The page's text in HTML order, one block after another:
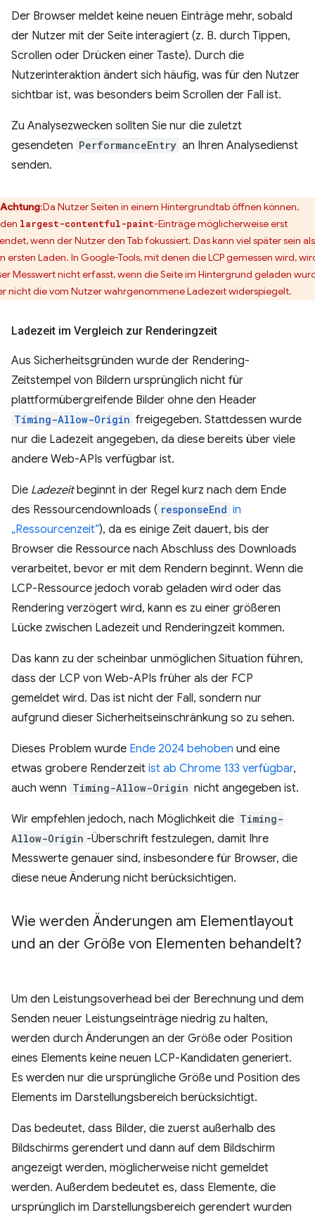
Der Browser meldet keine neuen Einträge mehr, sobald
der Nutzer mit der Seite interagiert (z. B. durch Tippen,
Scrollen oder Drücken einer Taste). Durch die
Nutzerinteraktion ändert sich häufig, was für den Nutzer
sichtbar ist, was besonders beim Scrollen der Fall ist.
Zu Analysezwecken sollten Sie nur die zuletzt
gesendeten PerformanceEntry an Ihren Analysedienst
senden.
Achtung:Da Nutzer Seiten in einem Hintergrundtab öffnen können,
largest-contentful-paint-Einträge möglicherweise erst
wenn der Nutzer den Tab fokussiert. Das kann viel später sein als
ersten Laden. In Google-Tools, mit denen die LCP gemessen wird,
Messwert nicht erfasst, wenn die Seite im Hintergrund geladen
nicht die vom Nutzer wahrgenommene Ladezeit widerspiegelt.
Ladezeit im Vergleich zur Renderingzeit
Aus Sicherheitsgründen wurde der Rendering-
Zeitstempel von Bildern ursprünglich nicht für
plattformübergreifende Bilder ohne den Header
Timing-Allow-Origin freigegeben. Stattdessen wurde
nur die Ladezeit angegeben, da diese bereits über viele
andere Web-APIs verfügbar ist.
Die Ladezeitbeginnt in der Regel kurz nach dem Ende
des Ressourcendownloads ( responseEnd in
„Ressourcenzeit“), da es einige Zeit dauert, bis der
Browser die Ressource nach Abschluss des Downloads
verarbeitet, bevor er mit dem Rendern beginnt. Wenn die
LCP-Ressource jedoch vorab geladen wird oder das
Rendering verzögert wird, kann es zu einer größeren
Lücke zwischen Ladezeit und Renderingzeit kommen.
Das kann zu der scheinbar unmöglichen Situation führen,
dass der LCP von Web-APIs früher als der FCP
gemeldet wird. Das ist nicht der Fall, sondern nur
aufgrund dieser Sicherheitseinschränkung so zu sehen.
Dieses Problem wurde Ende 2024 behoben und eine
etwas grobere Renderzeit ist ab Chrome 133 verfügbar,
auch wenn Timing-Allow-Origin nicht angegeben ist.
Wir empfehlen jedoch, nach Möglichkeit die Timing-
Allow-Origin -Überschrift festzulegen, damit Ihre
Messwerte genauer sind, insbesondere für Browser, die
diese neue Änderung nicht berücksichtigen.
Wie werden Änderungen am Elementlayout
und an der Größe von Elementen behandelt?
Um den Leistungsoverhead bei der Berechnung und dem
Senden neuer Leistungseinträge niedrig zu halten,
werden durch Änderungen an der Größe oder Position
eines Elements keine neuen LCP-Kandidaten generiert.
Es werden nur die ursprüngliche Größe und Position des
Elements im Darstellungsbereich berücksichtigt.
Das bedeutet, dass Bilder, die zuerst außerhalb des
Bildschirms gerendert und dann auf dem Bildschirm
angezeigt werden, möglicherweise nicht gemeldet
werden. Außerdem bedeutet es, dass Elemente, die
ursprünglich im Darstellungsbereich gerendert wurden